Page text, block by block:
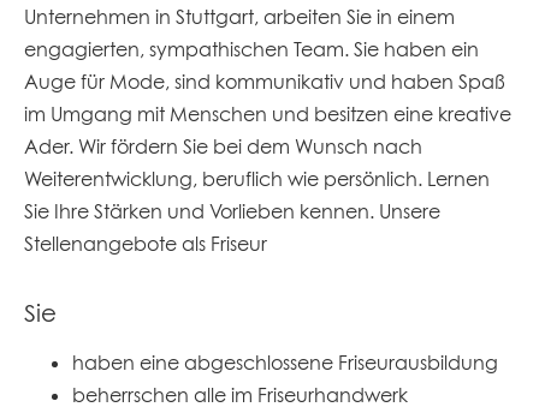
Unternehmen in Stuttgart, arbeiten Sie in einem
engagierten, sympathischen Team. Sie haben ein
Auge für Mode, sind kommunikativ und haben Spaß
im Umgang mit Menschen und besitzen eine kreative
Ader. Wir fördern Sie bei dem Wunsch nach
Weiterentwicklung, beruflich wie persönlich. Lernen
Sie Ihre Stärken und Vorlieben kennen. Unsere
Stellenangebote als Friseur
Sie
haben eine abgeschlossene Friseurausbildung
beherrschen alle im Friseurhandwerk